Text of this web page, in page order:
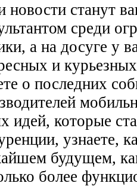
новости станут
среди
а на досуге у
и
о последних
идей, которые
узнаете,
будущем,
более